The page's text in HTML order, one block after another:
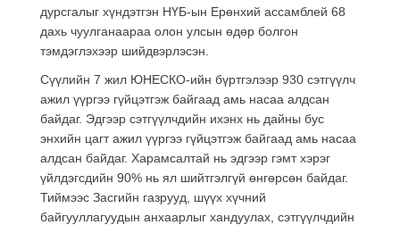
дурсгалыг хүндэтгэн НҮБ-ын Ерөнхий ассамблей 68
дахь чуулганаараа олон улсын өдөр болгон
тэмдэглэхээр шийдвэрлэсэн.
Сүүлийн 7 жил ЮНЕСКО-ийн бүртгэлээр 930 сэтгүүлч
ажил үүргээ гүйцэтгэж байгаад амь насаа алдсан
байдаг. Эдгээр сэтгүүлчдийн ихэнх нь дайны бус
энхийн цагт ажил үүргээ гүйцэтгэж байгаад амь насаа
алдсан байдаг. Харамсалтай нь эдгээр гэмт хэрэг
үйлдэгсдийн 90% нь ял шийтгэлгүй өнгөрсөн байдаг.
Тиймээс Засгийн газрууд, шүүх хүчний
байгууллагуудын анхаарлыг хандуулах, сэтгүүлчдийн